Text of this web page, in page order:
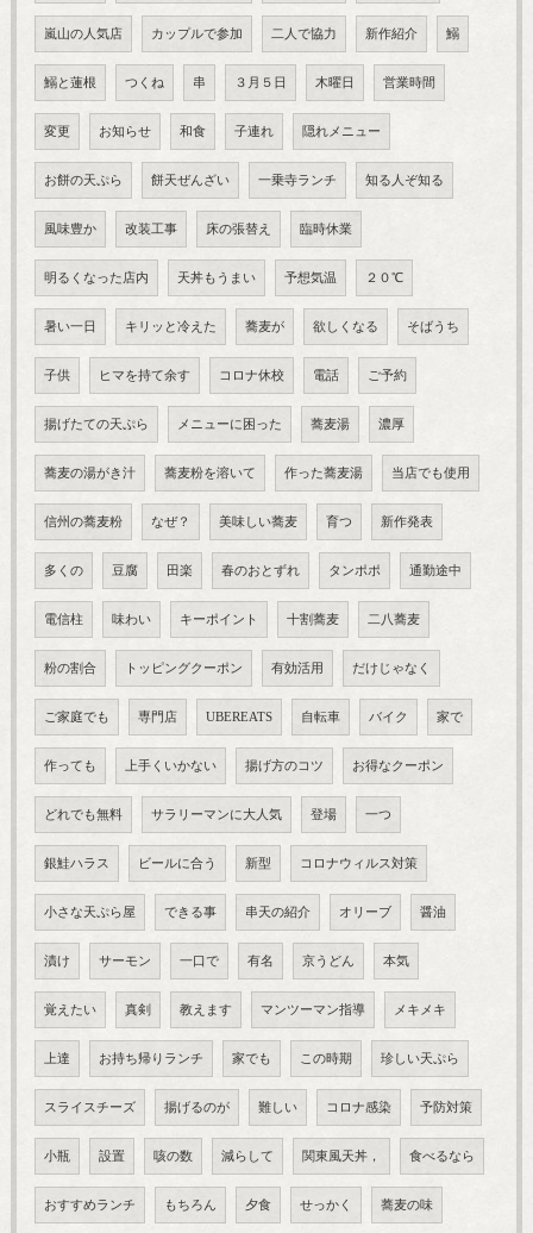
嵐山の人気店 カップルで参加 二人で協力 新作紹介 鰯
鰯と蓮根 つくね 串 ３月５日 木曜日 営業時間
変更 お知らせ 和食 子連れ 隠れメニュー
お餅の天ぷら 餅天ぜんざい 一乗寺ランチ 知る人ぞ知る
風味豊か 改装工事 床の張替え 臨時休業
明るくなった店内 天丼もうまい 予想気温 ２０℃
暑い一日 キリッと冷えた 蕎麦が 欲しくなる そばうち
子供 ヒマを持て余す コロナ休校 電話 ご予約
揚げたての天ぷら メニューに困った 蕎麦湯 濃厚
蕎麦の湯がき汁 蕎麦粉を溶いて 作った蕎麦湯 当店でも使用
信州の蕎麦粉 なぜ？ 美味しい蕎麦 育つ 新作発表
多くの 豆腐 田楽 春のおとずれ タンポポ 通勤途中
電信柱 味わい キーポイント 十割蕎麦 二八蕎麦
粉の割合 トッピングクーポン 有効活用 だけじゃなく
ご家庭でも 専門店 UBEREATS 自転車 バイク 家で
作っても 上手くいかない 揚げ方のコツ お得なクーポン
どれでも無料 サラリーマンに大人気 登場 一つ
銀鮭ハラス ビールに合う 新型 コロナウィルス対策
小さな天ぷら屋 できる事 串天の紹介 オリーブ 醤油
漬け サーモン 一口で 有名 京うどん 本気
覚えたい 真剣 教えます マンツーマン指導 メキメキ
上達 お持ち帰りランチ 家でも この時期 珍しい天ぷら
スライスチーズ 揚げるのが 難しい コロナ感染 予防対策
小瓶 設置 咳の数 減らして 関東風天丼， 食べるなら
おすすめランチ もちろん 夕食 せっかく 蕎麦の味